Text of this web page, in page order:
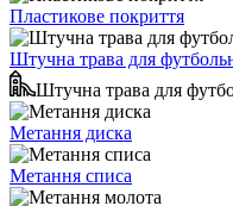
Пластикове покриття
Штучна трава для
Штучна трава для
Метання диска
Метання списа